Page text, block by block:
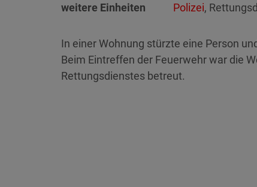
weitere Einheiten
Polizei,
In einer Wohnung stürzte eine Person
Beim Eintreffen der Feuerwehr war die
Rettungsdienstes betreut.